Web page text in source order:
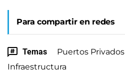
Para compartir en redes
Temas Puertos Privados
Infraestructura